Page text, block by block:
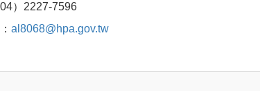
）2227-7596
al8068@hpa.gov.tw